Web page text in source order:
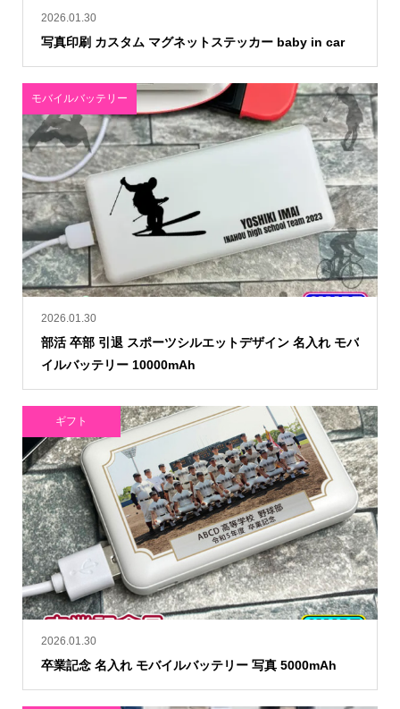
2026.01.30
写真印刷 カスタム マグネットステッカー baby in car
2026.01.30
部活 卒部 引退 スポーツシルエットデザイン 名入れ モバ
イルバッテリー 10000mAh
モバイルバッテリー
2026.01.30
卒業記念 名入れ モバイルバッテリー 写真 5000mAh
ギフト